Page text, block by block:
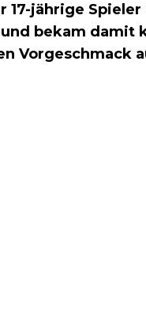
jährige Spieler
bekam damit
Vorgeschmack